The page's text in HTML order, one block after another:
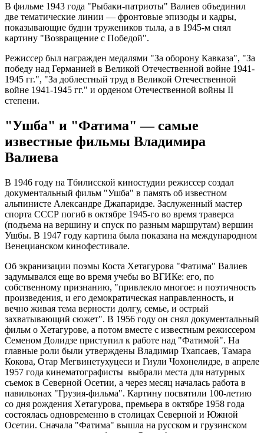
В фильме 1943 года "Рыбаки-патриоты" Валиев объединил
две тематические линии — фронтовые эпизоды и кадры,
показывающие будни тружеников тыла, а в 1945-м снял
картину "Возвращение с Победой".
Режиссер был награжден медалями "За оборону Кавказа", "За
победу над Германией в Великой Отечественной войне 1941-
1945 гг.", "За доблестный труд в Великой Отечественной
войне 1941-1945 гг." и орденом Отечественной войны II
степени.
"Ушба" и "Фатима" — самые
известные фильмы Владимира
Валиева
В 1946 году на Тбилисской киностудии режиссер создал
документальный фильм "Ушба" в память об известном
альпинисте Александре Джапаридзе. Заслуженный мастер
спорта СССР погиб в октябре 1945-го во время траверса
(подъема на вершину и спуск по разным маршрутам) вершин
Ушбы. В 1947 году картина была показана на международном
Венецианском кинофестивале.
Об экранизации поэмы Коста Хетагурова "Фатима" Валиев
задумывался еще во время учебы во ВГИКе: его, по
собственному признанию, "привлекло многое: и поэтичность
произведения, и его демократическая направленность, и
вечно живая тема верности долгу, семье, и острый
захватывающий сюжет". В 1956 году он снял документальный
фильм о Хетагурове, а потом вместе с известным режиссером
Семеном Долидзе приступил к работе над "Фатимой". На
главные роли были утверждены Владимир Тхапсаев, Тамара
Кокова, Отар Мегвинетухуцеси и Гиули Чохонелидзе, в апреле
1957 года кинематографисты выбрали места для натурных
съемок в Северной Осетии, а через месяц началась работа в
павильонах "Грузия-фильма". Картину посвятили 100-летию
со дня рождения Хетагурова, премьера в октябре 1958 года
состоялась одновременно в столицах Северной и Южной
Осетии. Сначала "Фатима" вышла на русском и грузинском